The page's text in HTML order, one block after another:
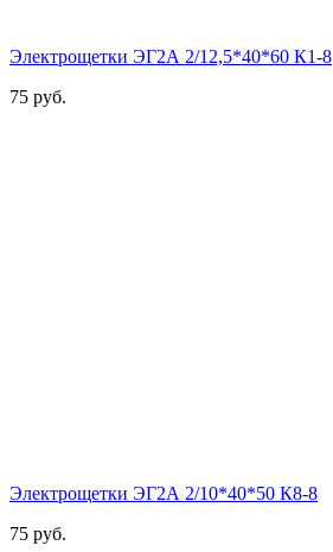
Электрощетки ЭГ2А 2/12,5*40*60 К1-8
75 руб.
Электрощетки ЭГ2А 2/10*40*50 К8-8
75 руб.